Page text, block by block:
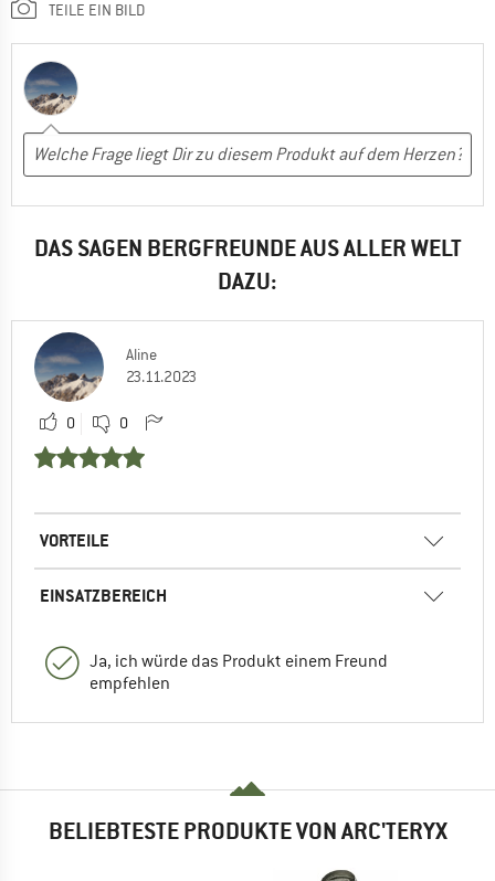
TEILE EIN BILD
DAS SAGEN BERGFREUNDE AUS ALLER WELT
DAZU:
Aline
23.11.2023
0 0
VORTEILE
EINSATZBEREICH
Ja, ich würde das Produkt einem Freund
empfehlen
BELIEBTESTE PRODUKTE VON ARC'TERYX